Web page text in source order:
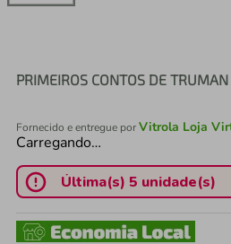
PRIMEIROS CONTOS DE TRUMAN
Fornecido e entregue porVitrola Loja
Carregando…
Última(s) 5 unidade(s)